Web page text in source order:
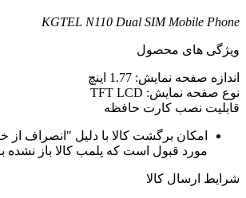
KGTEL N110 Dual SIM Mobile Phone
ویژگی های محصول
اندازه صفحه نمایش: 1.77 اینچ
نوع صفحه نمایش: TFT LCD
قابلیت نصب کارت حافظه
امکان برگشت کالا با دلیل "انصراف از
مورد قبول است که پلمب کالا باز نشده
شرایط ارسال کالا